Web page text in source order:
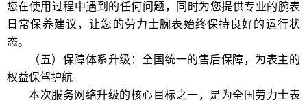
您在使用过程中遇到的任何问题，同时为您提供专业的腕表
日常保养建议，让您的劳力士腕表始终保持良好的运行状
态。
（五）保障体系升级：全国统一的售后保障，为表主的
权益保驾护航
本次服务网络升级的核心目标之一，是为全国劳力士表